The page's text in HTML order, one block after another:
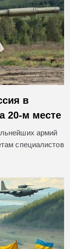
в
20-м месте
армий
специалистов